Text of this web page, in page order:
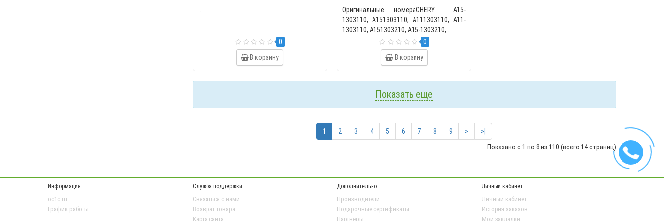
..
0
В корзину
Оригинальные номераCHERY A15-
1303110, A151303110, A111303110, A11-
1303110, A151303210, A15-1303210,..
0
В корзину
Показать еще
1 2 3 4 5 6 7 8 9 >
>|
Показано с 1 по 8 из 110 (всего 14 страниц)
Информация
oc1c.ru
График работы
Служба поддержки
Связаться с нами
Возврат товара
Карта сайта
Дополнительно
Производители
Подарочные сертификаты
Партнёры
Личный кабинет
Личный кабинет
История заказов
Мои закладки